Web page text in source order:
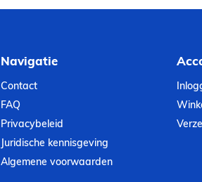
Navigatie
Contact
FAQ
Privacybeleid
Juridische kennisgeving
Algemene voorwaarden